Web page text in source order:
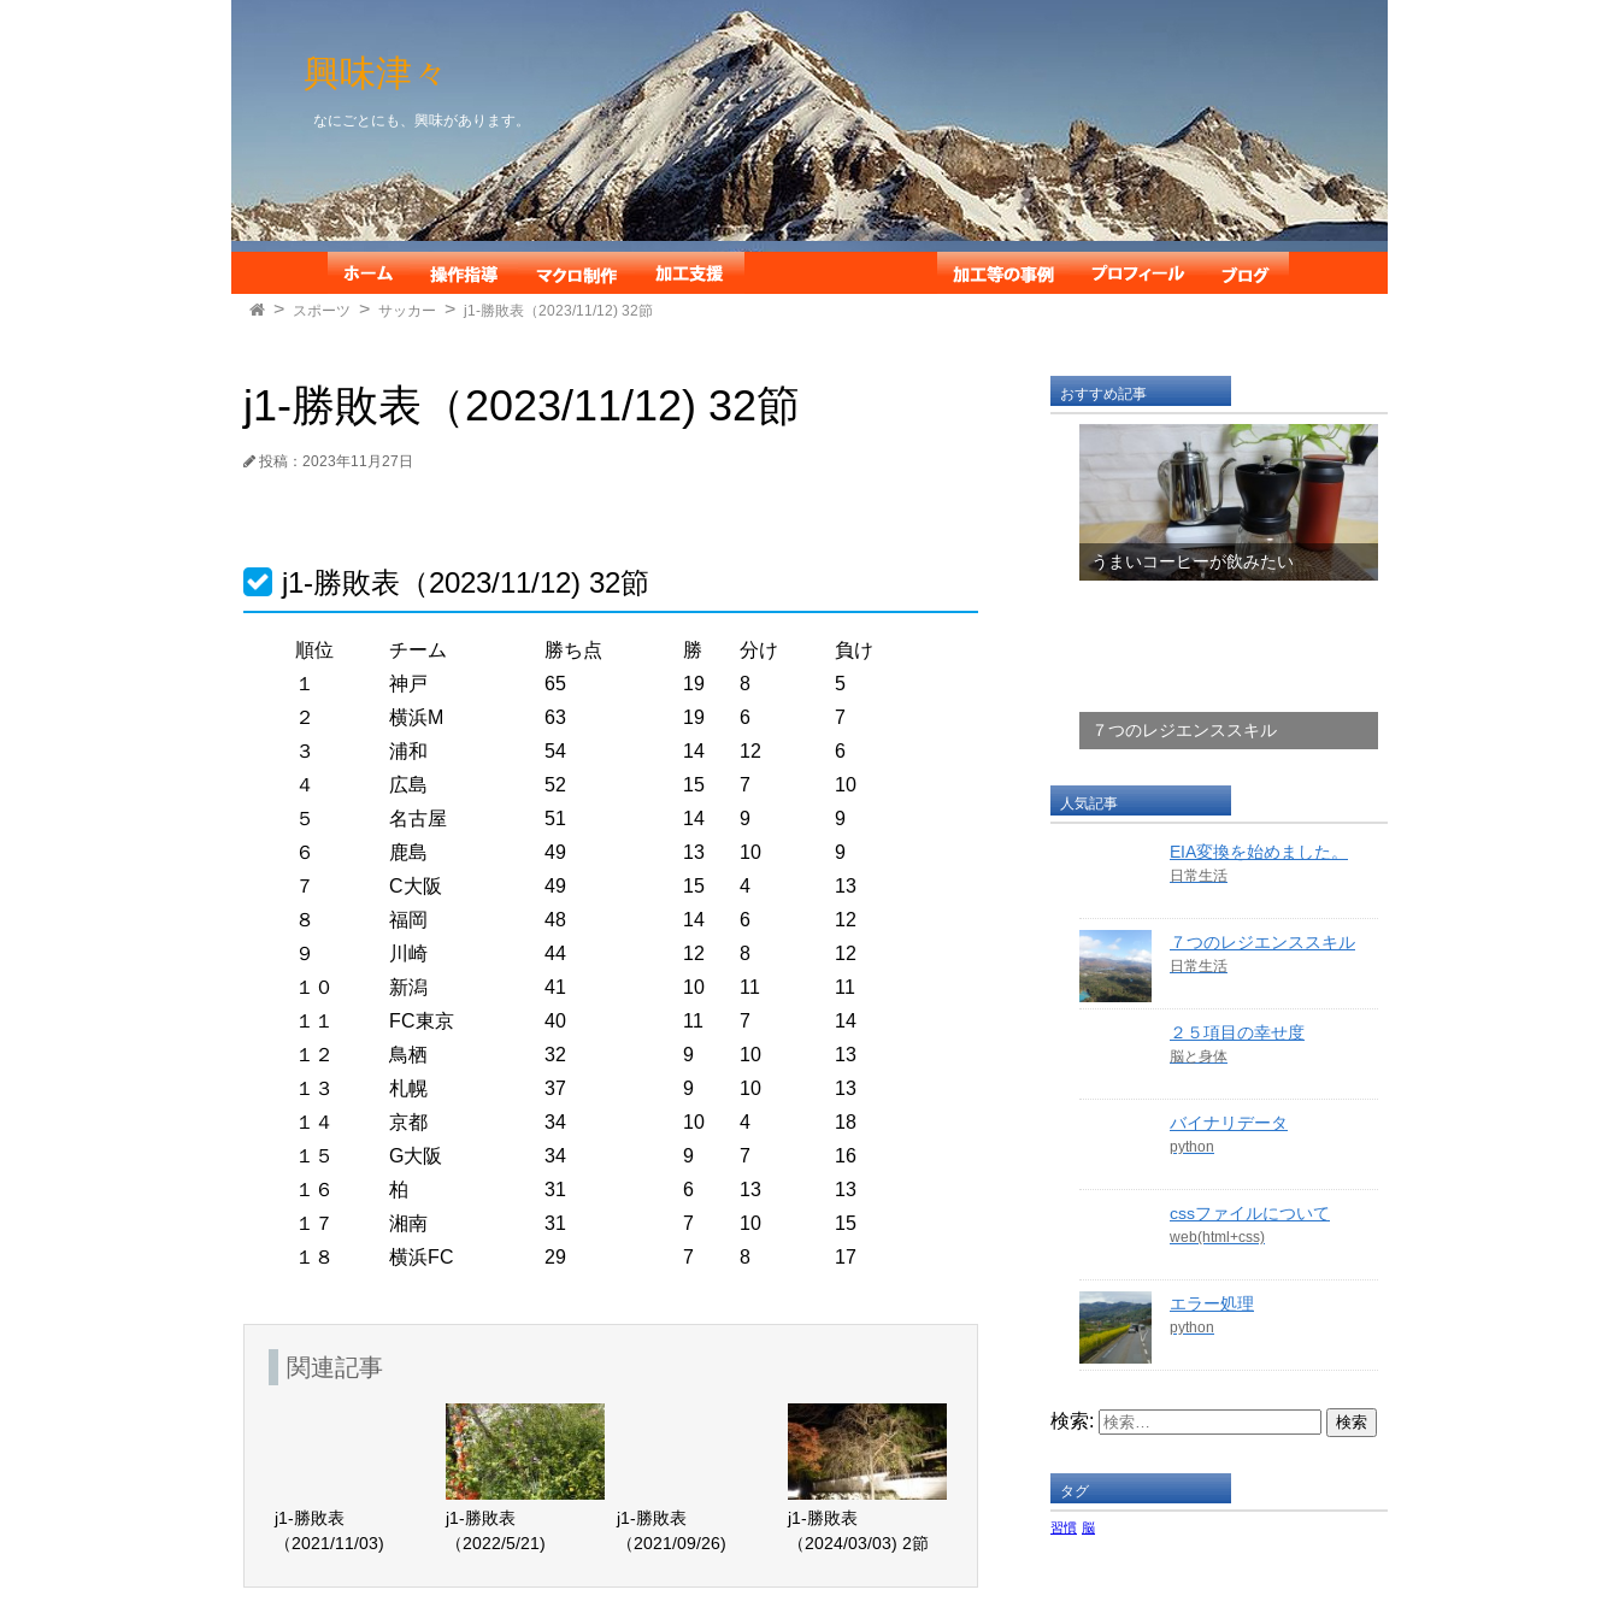
興味津々
なにごとにも、興味があります。
スポーツ サッカー j1-勝敗表（2023/11/12) 32節
j1-勝敗表（2023/11/12) 32節
投稿：2023年11月27日
j1-勝敗表（2023/11/12) 32節
順位 チーム 勝ち点 勝 分け
負け
１
神戸 65 19 8
5
２
横浜M 63 19 6
7
３
浦和 54 14 12
6
４
広島 52 15 7
10
５
名古屋 51 14 9
9
６
鹿島 49 13 10
9
７
C大阪 49 15 4
13
８
福岡 48 14 6
12
９
川崎 44 12 8
12
１０
新潟 41 10 11
11
１１
FC東京 40 11 7
14
１２
鳥栖 32 9 10
13
１３
札幌 37 9 10
13
１４
京都 34 10 4
18
１５
G大阪 34 9 7
16
１６
柏 31 6 13
13
１７
湘南 31 7 10
15
１８
横浜FC 29 7 8 17
関連記事
j1-勝敗表
（2021/11/03)
j1-勝敗表
（2022/5/21)
j1-勝敗表
（2021/09/26)
j1-勝敗表
（2024/03/03) 2節
おすすめ記事
うまいコーヒーが飲みたい
７つのレジエンススキル
人気記事
EIA変換を始めました。
日常生活
７つのレジエンススキル
日常生活
２５項目の幸せ度
脳と身体
バイナリデータ
python
cssファイルについて
web(html+css)
エラー処理
python
検索:
タグ
習慣 脳